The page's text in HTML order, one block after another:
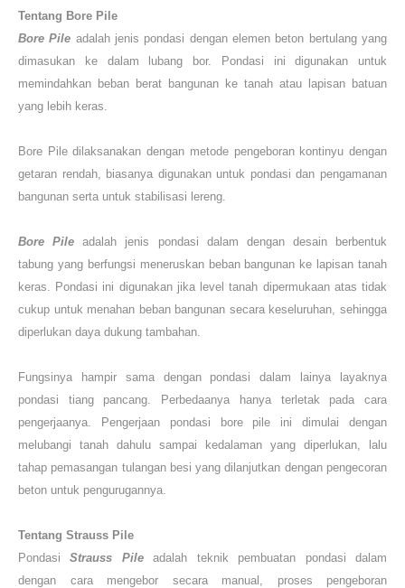
Tentang Bore Pile
Bore Pile adalah jenis pondasi dengan elemen beton bertulang yang
dimasukan ke dalam lubang bor. Pondasi ini digunakan untuk
memindahkan beban berat bangunan ke tanah atau lapisan batuan
yang lebih keras.
Bore Pile dilaksanakan dengan metode pengeboran kontinyu dengan
getaran rendah, biasanya digunakan untuk pondasi dan pengamanan
bangunan serta untuk stabilisasi lereng.
Bore Pileadalah jenis pondasi dalam dengan desain berbentuk
tabung yang berfungsi meneruskan beban bangunan ke lapisan tanah
keras. Pondasi ini digunakan jika level tanah dipermukaan atas tidak
cukup untuk menahan beban bangunan secara keseluruhan, sehingga
diperlukan daya dukung tambahan.
Fungsinya hampir sama dengan pondasi dalam lainya layaknya
pondasi tiang pancang. Perbedaanya hanya terletak pada cara
pengerjaanya. Pengerjaan pondasi bore pile ini dimulai dengan
melubangi tanah dahulu sampai kedalaman yang diperlukan, lalu
tahap pemasangan tulangan besi yang dilanjutkan dengan pengecoran
beton untuk pengurugannya.
Tentang Strauss Pile
PondasiStrauss Pileadalah teknik pembuatan pondasi dalam
dengan cara mengebor secara manual, proses pengeboran